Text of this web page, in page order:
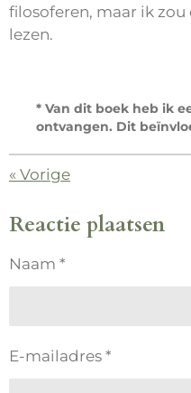
filosoferen, maar ik
lezen.
* Van dit boek heb ik
ontvangen. Dit
« Vorige
Reactie plaatsen
Naam *
E-mailadres *